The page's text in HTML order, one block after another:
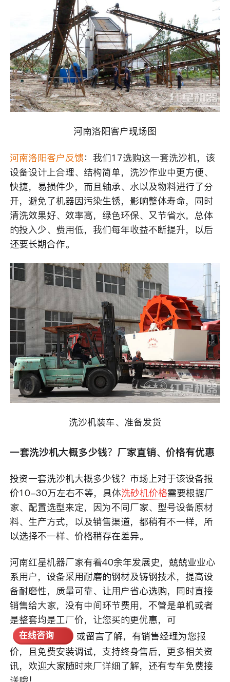
河南洛阳客户现场图
河南洛阳客户反馈：我们17选购这一套洗沙机，该
设备设计上合理、结构简单，洗沙作业中更方便、
快捷，易损件少，而且轴承、水以及物料进行了分
开，避免了机器因污染生锈，影响整体寿命，同时
清洗效果好、效率高，绿色环保、又节省水，总体
的投入少、费用低，我们每年收益不断提升，以后
还要长期合作。
洗沙机装车、准备发货
一套洗沙机大概多少钱？厂家直销、价格有优惠
投资一套洗沙机大概多少钱？市场上对于该设备报
价10-30万左右不等，具体洗砂机价格需要根据厂
家、配置选型来定，因为不同厂家、型号设备原材
料、生产方式，以及销售渠道，都稍有不一样，所
以选择不一样、价格稍存在差异。
河南红星机器厂家有着40余年发展史，兢兢业业心
系用户，设备采用耐磨的钢材及铸钢技术，提高设
备耐磨性，质量可靠、让用户省心选购，同时直接
销售给大家，没有中间环节费用，不管是单机或者
是整套均是工厂价，让您买的更优惠，可
在线咨询
或留言了解，有销售经理为您报
价，且免费安装调试，支持终身售后，更多相关资
讯，欢迎大家随时来厂详细了解，还有专车免费接